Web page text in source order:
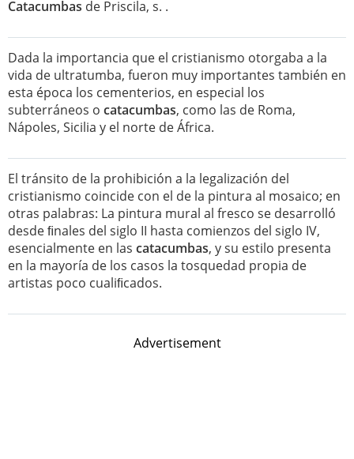
Catacumbas de Priscila, s. .
Dada la importancia que el cristianismo otorgaba a la
vida de ultratumba, fueron muy importantes también en
esta época los cementerios, en especial los
subterráneos o catacumbas, como las de Roma,
Nápoles, Sicilia y el norte de África.
El tránsito de la prohibición a la legalización del
cristianismo coincide con el de la pintura al mosaico; en
otras palabras: La pintura mural al fresco se desarrolló
desde ﬁnales del siglo II hasta comienzos del siglo IV,
esencialmente en las catacumbas, y su estilo presenta
en la mayoría de los casos la tosquedad propia de
artistas poco cualiﬁcados.
Advertisement